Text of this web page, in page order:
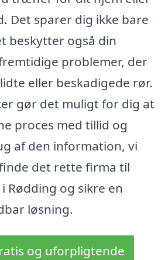
Det sparer dig ikke bare
beskytter også din
problemer, der
eller beskadigede rør.
gør det muligt for dig at
proces med tillid og
af den information, vi
det rette firma til
Rødding og sikre en
løsning.
og uforpligtende